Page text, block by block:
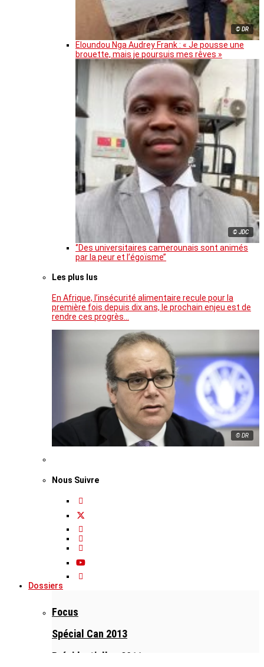
© DR
Eloundou Nga Audrey Frank : « Je pousse une
brouette, mais je poursuis mes rêves »
© JDC
‘’Des universitaires camerounais sont animés
par la peur et l’égoïsme’’
Les plus lus
En Afrique, l’insécurité alimentaire recule pour la
première fois depuis dix ans, le prochain enjeu est de
rendre ces progrès…
© DR
Nous Suivre
Dossiers
Focus
Spécial Can 2013
Présidentielles 2011